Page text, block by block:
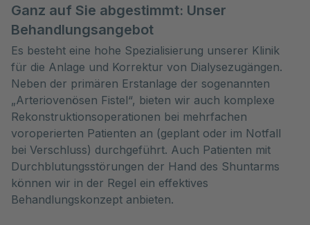
Ganz auf Sie abgestimmt: Unser
Behandlungsangebot
Es besteht eine hohe Spezialisierung unserer Klinik
für die Anlage und Korrektur von Dialysezugängen.
Neben der primären Erstanlage der sogenannten
„Arteriovenösen Fistel“, bieten wir auch komplexe
Rekonstruktionsoperationen bei mehrfachen
voroperierten Patienten an (geplant oder im Notfall
bei Verschluss) durchgeführt. Auch Patienten mit
Durchblutungsstörungen der Hand des Shuntarms
können wir in der Regel ein effektives
Behandlungskonzept anbieten.